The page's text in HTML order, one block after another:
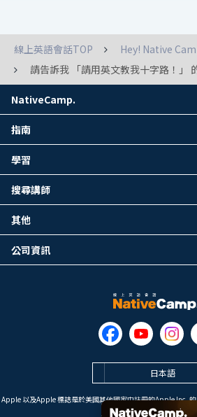
線上英語會話TOP
Hey! Native
請告訴我 「請用英文教我十字路！」
日本語
Apple 以及Apple 標誌是於美國其他國家中註冊的Apple Inc.
標誌。
NativeCamp.
指南
學習
搜尋講師
其他
公司資訊